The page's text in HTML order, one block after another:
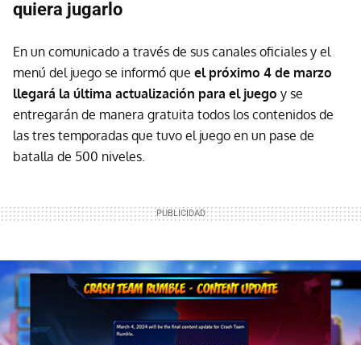
quiera jugarlo
En un comunicado a través de sus canales oficiales y el
menú del juego se informó que el próximo 4 de marzo
llegará la última actualización para el juego y se
entregarán de manera gratuita todos los contenidos de
las tres temporadas que tuvo el juego en un pase de
batalla de 500 niveles.